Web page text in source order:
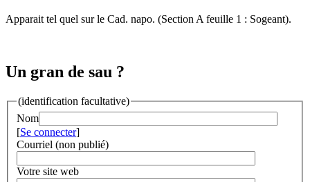
Apparait tel quel sur le Cad. napo. (Section A feuille 1 : Sogeant).
Un gran de sau ?
(identification facultative)
Nom
[Se connecter]
Courriel (non publié)
Votre site web